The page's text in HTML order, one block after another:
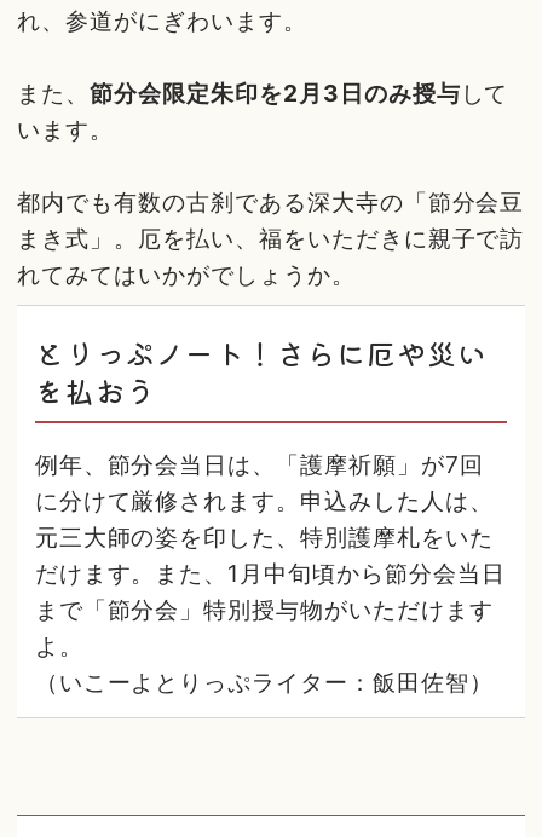
れ、参道がにぎわいます。
また、節分会限定朱印を2月3日のみ授与 して
います。
都内でも有数の古刹である深大寺の「節分会豆
まき式」。厄を払い、福をいただきに親子で訪
れてみてはいかがでしょうか。
とりっぷノート！さらに厄や災い
を払おう
例年、節分会当日は、「護摩祈願」が7回
に分けて厳修されます。申込みした人は、
元三大師の姿を印した、特別護摩札をいた
だけます。また、1月中旬頃から節分会当日
まで「節分会」特別授与物がいただけます
よ。
（いこーよとりっぷライター：飯田佐智）